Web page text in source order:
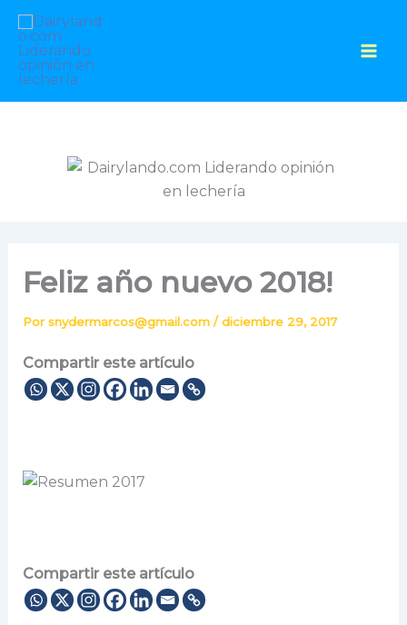
contenido
Feliz año nuevo 2018!
Por snydermarcos@gmail.com /diciembre 29, 2017
Compartir este artículo
Compartir este artículo